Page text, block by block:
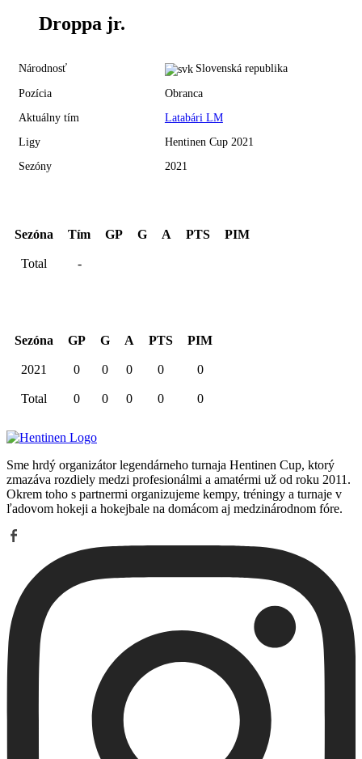
Droppa jr.
Národnosť Slovenská republika
Pozícia
Obranca
Aktuálny tím
Latabári LM
Ligy
Hentinen Cup 2021
Sezóny
2021
Sezóna Tím GP G A PTS PIM
Total -
Sezóna GP G A PTS PIM
2021 0 0 0 0 0
Total 0 0 0 0 0
Sme hrdý organizátor legendárneho turnaja Hentinen Cup, ktorý
zmazáva rozdiely medzi profesionálmi a amatérmi už od roku 2011.
Okrem toho s partnermi organizujeme kempy, tréningy a turnaje v
ľadovom hokeji a hokejbale na domácom aj medzinárodnom fóre.